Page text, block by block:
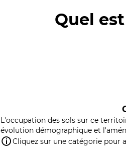
Quel
L'occupation des sols sur ce
évolution démographique et
Cliquez sur une catégorie pour